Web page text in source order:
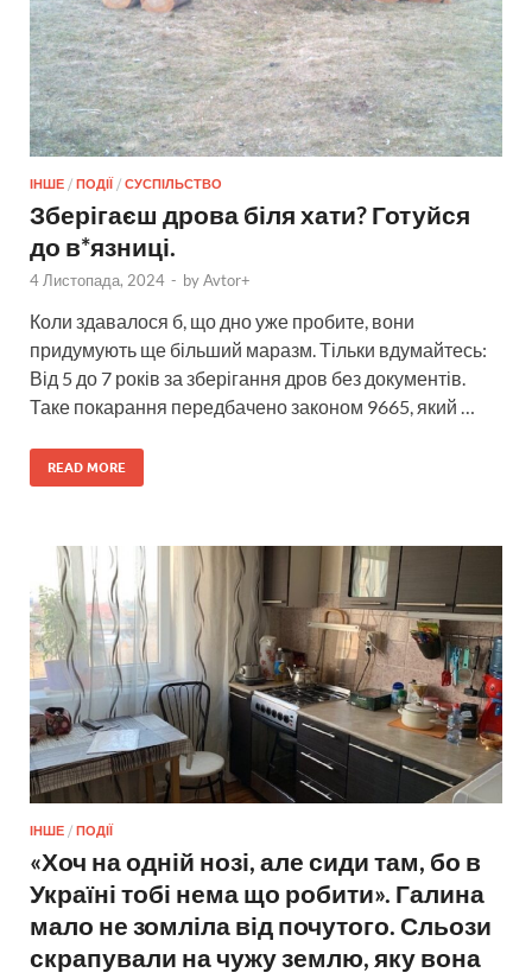
ІНШЕ / ПОДІЇ / СУСПІЛЬСТВО
Зберігаєш дрова біля хати? Готуйся
до в*язниці.
4 Листопада, 2024 - byAvtor+
Коли здавалося б, що дно уже пробите, вони
придумують ще більший маразм. Тільки вдумайтесь:
Від 5 до 7 років за зберігання дров без документів.
Таке покарання передбачено законом 9665, який …
READ MORE
ІНШЕ / ПОДІЇ
«Хоч на одній нозі, але сиди там, бо в
Україні тобі нема що робити». Галина
мало не зомліла від почутого. Сльози
скрапували на чужу землю, яку вона